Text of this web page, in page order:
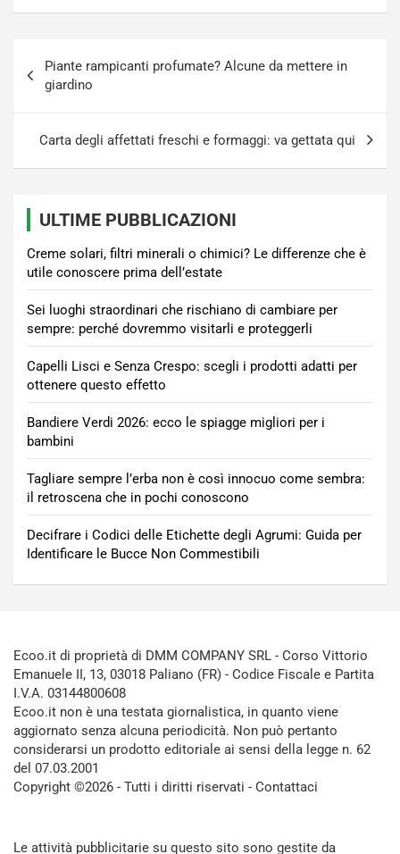
articoli
Piante rampicanti profumate? Alcune da mettere in
giardino
Carta degli affettati freschi e formaggi: va gettata qui
ULTIME PUBBLICAZIONI
Creme solari, filtri minerali o chimici? Le differenze che è
utile conoscere prima dell’estate
Sei luoghi straordinari che rischiano di cambiare per
sempre: perché dovremmo visitarli e proteggerli
Capelli Lisci e Senza Crespo: scegli i prodotti adatti per
ottenere questo effetto
Bandiere Verdi 2026: ecco le spiagge migliori per i
bambini
Tagliare sempre l’erba non è così innocuo come sembra:
il retroscena che in pochi conoscono
Decifrare i Codici delle Etichette degli Agrumi: Guida per
Identificare le Bucce Non Commestibili
Ecoo.it di proprietà di DMM COMPANY SRL - Corso Vittorio
Emanuele II, 13, 03018 Paliano (FR) - Codice Fiscale e Partita
I.V.A. 03144800608
Ecoo.it non è una testata giornalistica, in quanto viene
aggiornato senza alcuna periodicità. Non può pertanto
considerarsi un prodotto editoriale ai sensi della legge n. 62
del 07.03.2001
Copyright ©2026 - Tutti i diritti riservati - Contattaci
Le attività pubblicitarie su questo sito sono gestite da